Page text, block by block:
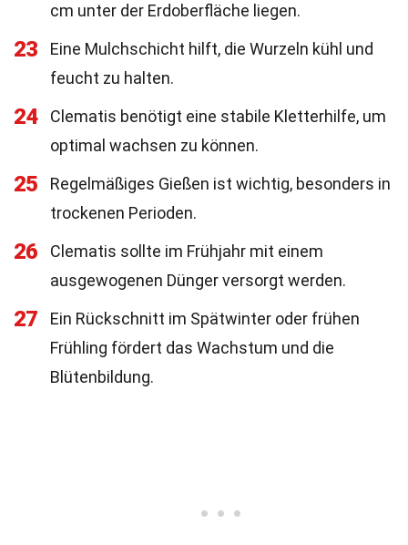
cm unter der Erdoberfläche liegen.
23
Eine Mulchschicht hilft, die Wurzeln kühl und
feucht zu halten.
24
Clematis benötigt eine stabile Kletterhilfe, um
optimal wachsen zu können.
25
Regelmäßiges Gießen ist wichtig, besonders in
trockenen Perioden.
26
Clematis sollte im Frühjahr mit einem
ausgewogenen Dünger versorgt werden.
27
Ein Rückschnitt im Spätwinter oder frühen
Frühling fördert das Wachstum und die
Blütenbildung.